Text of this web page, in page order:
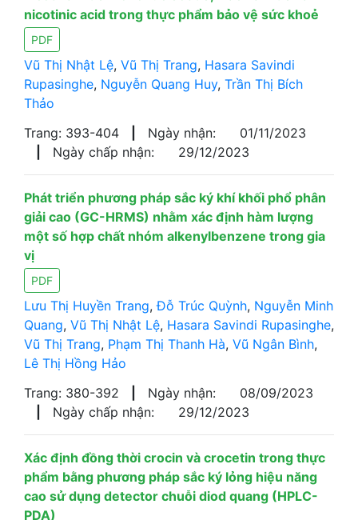
nicotinic acid trong thực phẩm bảo vệ sức khoẻ
PDF
Vũ Thị Nhật Lệ, Vũ Thị Trang, Hasara Savindi
Rupasinghe, Nguyễn Quang Huy, Trần Thị Bích
Thảo
Trang: 393-404
Ngày nhận:
01/11/2023
Ngày chấp nhận: 29/12/2023
Phát triển phương pháp sắc ký khí khối phổ phân
giải cao (GC-HRMS) nhằm xác định hàm lượng
một số hợp chất nhóm alkenylbenzene trong gia
vị
PDF
Lưu Thị Huyền Trang,Đỗ Trúc Quỳnh, Nguyễn Minh
Quang, Vũ Thị Nhật Lệ, Hasara Savindi Rupasinghe,
Vũ Thị Trang, Phạm Thị Thanh Hà, Vũ Ngân Bình,
Lê Thị Hồng Hảo
Trang: 380-392
Ngày nhận:
08/09/2023
Ngày chấp nhận: 29/12/2023
Xác định đồng thời crocin và crocetin trong thực
phẩm bằng phương pháp sắc ký lỏng hiệu năng
cao sử dụng detector chuỗi diod quang (HPLC-
PDA)